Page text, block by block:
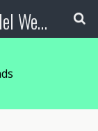
Booking Blog™ - Il blog del Web Marketing Turistico